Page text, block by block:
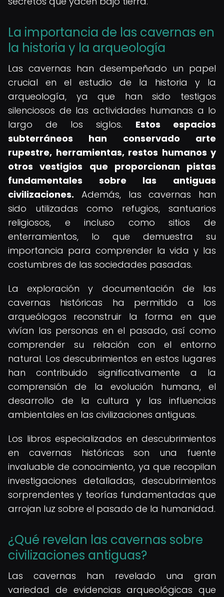
La importancia de las cavernas en
la historia y la arqueología
Las cavernas han desempeñado un papel
crucial en el estudio de la historia y la
arqueología, ya que han sido testigos
silenciosos de las actividades humanas a lo
largo de los siglos. Estos espacios
subterráneos han conservado arte
rupestre, herramientas, restos humanos y
otros vestigios que proporcionan pistas
fundamentales sobre las antiguas
civilizaciones. Además, las cavernas han
sido utilizadas como refugios, santuarios
religiosos, e incluso como sitios de
enterramientos, lo que demuestra su
importancia para comprender la vida y las
costumbres de las sociedades pasadas.
La exploración y documentación de las
cavernas históricas ha permitido a los
arqueólogos reconstruir la forma en que
vivían las personas en el pasado, así como
comprender su relación con el entorno
natural. Los descubrimientos en estos lugares
han contribuido significativamente a la
comprensión de la evolución humana, el
desarrollo de la cultura y las influencias
ambientales en las civilizaciones antiguas.
Los libros especializados en descubrimientos
en cavernas históricas son una fuente
invaluable de conocimiento, ya que recopilan
investigaciones detalladas, descubrimientos
sorprendentes y teorías fundamentadas que
arrojan luz sobre el pasado de la humanidad.
¿Qué revelan las cavernas sobre
civilizaciones antiguas?
Las cavernas han revelado una gran
variedad de evidencias arqueológicas que